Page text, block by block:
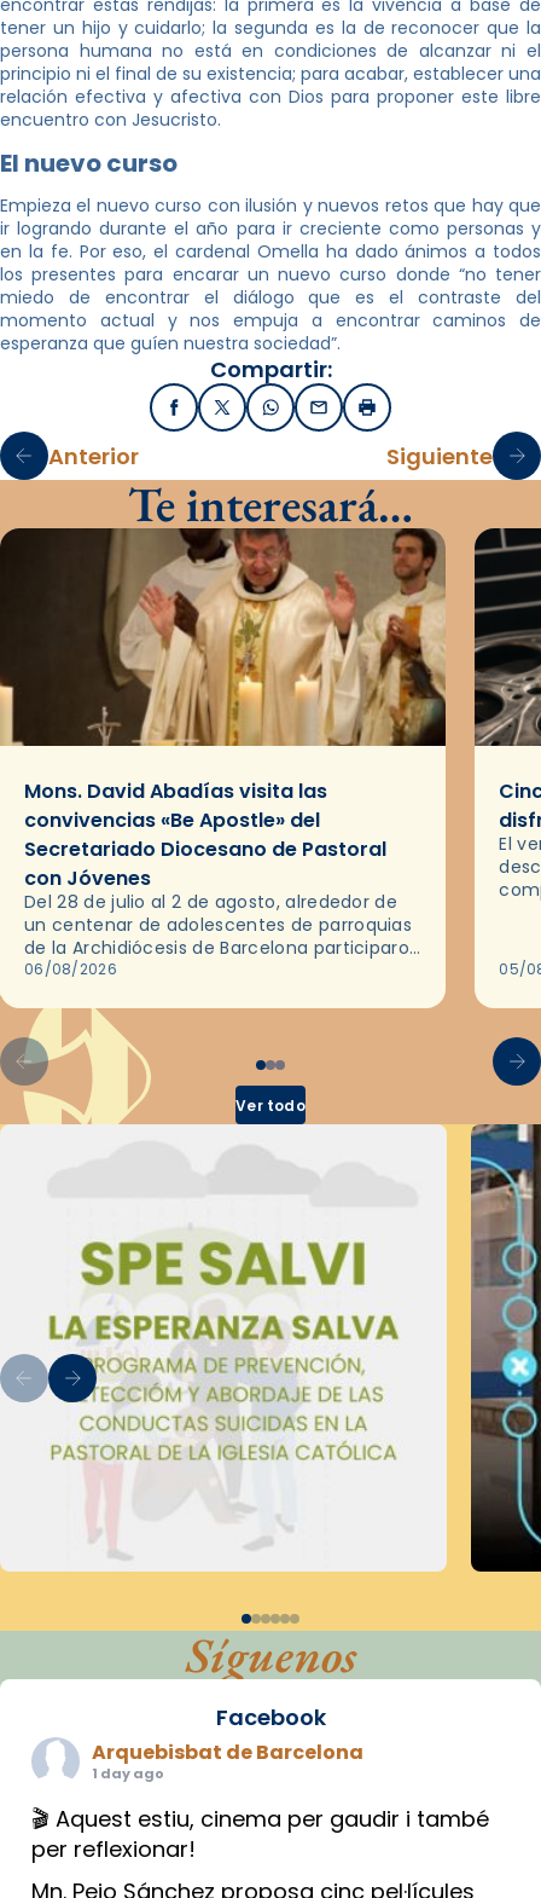
encontrar estas rendijas: la primera es la vivencia a base de
tener un hijo y cuidarlo; la segunda es la de reconocer que la
persona humana no está en condiciones de alcanzar ni el
principio ni el final de su existencia; para acabar, establecer una
relación efectiva y afectiva con Dios para proponer este libre
encuentro con Jesucristo.
El nuevo curso
Empieza el nuevo curso con ilusión y nuevos retos que hay que
ir logrando durante el año para ir creciente como personas y
en la fe. Por eso, el cardenal Omella ha dado ánimos a todos
los presentes para encarar un nuevo curso donde “no tener
miedo de encontrar el diálogo que es el contraste del
momento actual y nos empuja a encontrar caminos de
esperanza que guíen nuestra sociedad”.
Compartir:
FacebookX / TwitterWhatsApp
EmailImprimir
Anterior Siguiente
Te interesará…
Mons. David Abadías visita las
convivencias «Be Apostle» del
Secretariado Diocesano de Pastoral
con Jóvenes
Del 28 de julio al 2 de agosto, alrededor de
un centenar de adolescentes de parroquias
de la Archidiócesis de Barcelona participaron
en las convivencias Be Apostle, organizadas
06/08/2026
El
05/
Ver todo
Síguenos
Facebook
Arquebisbat de Barcelona
1 day ago
🎬 Aquest estiu, cinema per gaudir i també
per reflexionar!
Mn. Peio Sánchez proposa cinc pel·lícules